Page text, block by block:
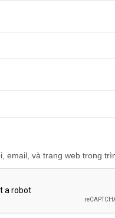
email, và trang web trong